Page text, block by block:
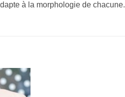
à la morphologie de chacune.